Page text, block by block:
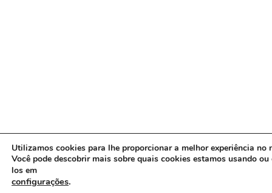
Utilizamos cookies para lhe proporcionar a melhor experiência no
Você pode descobrir mais sobre quais cookies estamos usando
los em
configurações.